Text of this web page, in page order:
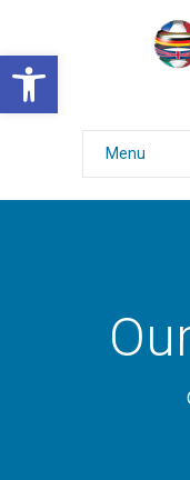
Ανοίξτε
Menu
Αρχική
--